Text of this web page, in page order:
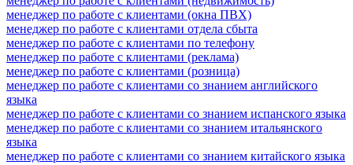
менеджер по работе с клиентами (окна ПВХ)
менеджер по работе с клиентами отдела сбыта
менеджер по работе с клиентами по телефону
менеджер по работе с клиентами (реклама)
менеджер по работе с клиентами (розница)
менеджер по работе с клиентами со знанием английского
языка
менеджер по работе с клиентами со знанием испанского языка
менеджер по работе с клиентами со знанием итальянского
языка
менеджер по работе с клиентами со знанием китайского языка